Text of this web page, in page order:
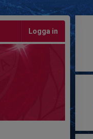
Logga in